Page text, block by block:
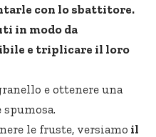
con lo sbattitore.
in modo da
e triplicare il loro
e ottenere una
le fruste, versiamo il